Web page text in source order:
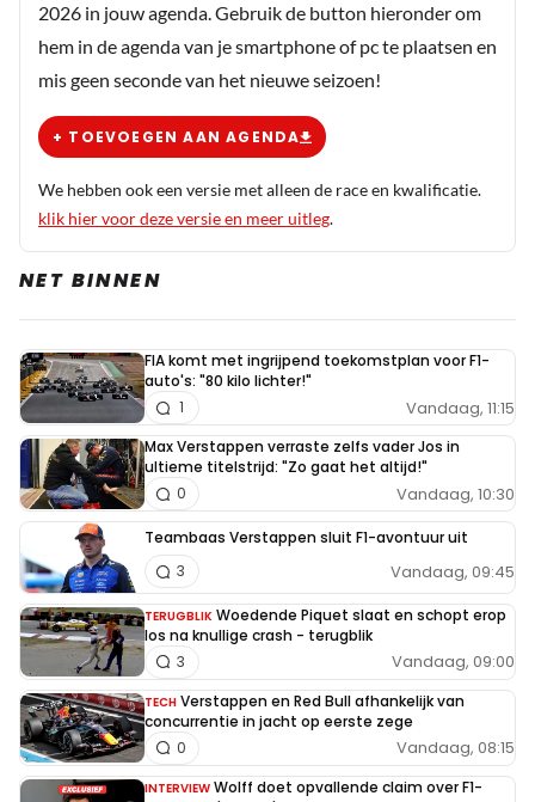
2026 in jouw agenda. Gebruik de button hieronder om
hem in de agenda van je smartphone of pc te plaatsen en
mis geen seconde van het nieuwe seizoen!
+ TOEVOEGEN AAN AGENDA
We hebben ook een versie met alleen de race en kwalificatie.
klik hier voor deze versie en meer uitleg.
NET BINNEN
FIA komt met ingrijpend toekomstplan voor F1-
auto's: "80 kilo lichter!"
Vandaag, 11:15
1
Max Verstappen verraste zelfs vader Jos in
ultieme titelstrijd: "Zo gaat het altijd!"
Vandaag, 10:30
0
Teambaas Verstappen sluit F1-avontuur uit
Vandaag, 09:45
3
TERUGBLIK Woedende Piquet slaat en schopt erop
los na knullige crash - terugblik
Vandaag, 09:00
3
TECH Verstappen en Red Bull afhankelijk van
concurrentie in jacht op eerste zege
Vandaag, 08:15
0
INTERVIEW Wolff doet opvallende claim over F1-